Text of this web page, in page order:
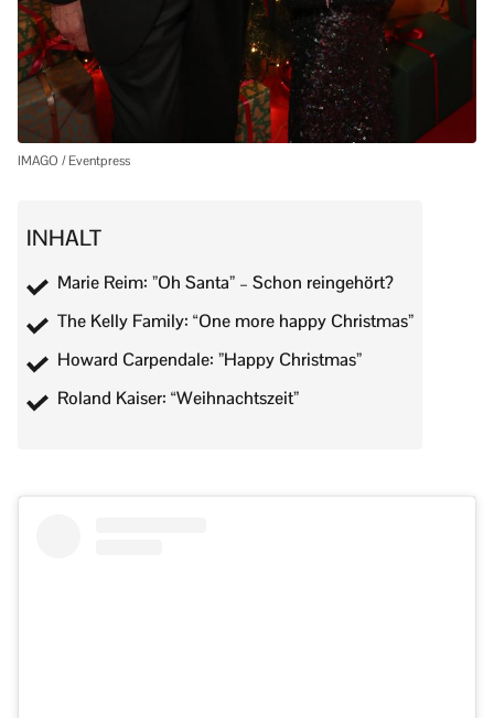
IMAGO / Eventpress
INHALT
Marie Reim: ”Oh Santa” – Schon reingehört?
The Kelly Family: “One more happy Christmas”
Howard Carpendale: ”Happy Christmas”
Roland Kaiser: “Weihnachtszeit”